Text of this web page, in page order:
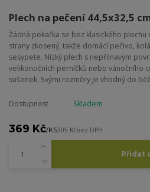
Plech na pečení 44,5x32,5
Žádná pekařka se bez klasického
strany zkosený, takže domácí pečivo,
sesypete. Nízký plech s nepřilnavým
velikonočních perníčků nebo vánočního
sušenek. Svými rozměry je vhodný do
Dostupnost Skladem
369 Kč/KS305 Kčbez DPH
Přidat